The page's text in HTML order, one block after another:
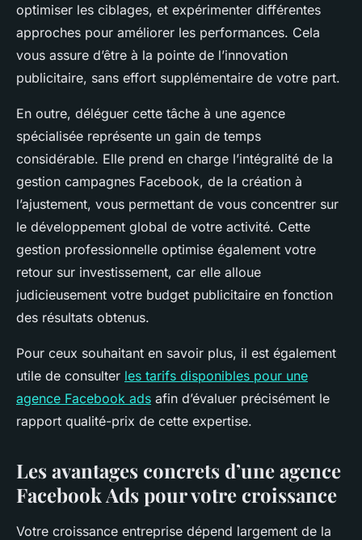
optimiser les ciblages, et expérimenter différentes
approches pour améliorer les performances. Cela
vous assure d’être à la pointe de l’innovation
publicitaire, sans effort supplémentaire de votre part.
En outre, déléguer cette tâche à une agence
spécialisée représente un gain de temps
considérable. Elle prend en charge l’intégralité de la
gestion campagnes Facebook, de la création à
l’ajustement, vous permettant de vous concentrer sur
le développement global de votre activité. Cette
gestion professionnelle optimise également votre
retour sur investissement, car elle alloue
judicieusement votre budget publicitaire en fonction
des résultats obtenus.
Pour ceux souhaitant en savoir plus, il est également
utile de consulter les tarifs disponibles pour une
agence Facebook ads afin d’évaluer précisément le
rapport qualité-prix de cette expertise.
Les avantages concrets d’une agence
Facebook Ads pour votre croissance
Votre croissance entreprise dépend largement de la